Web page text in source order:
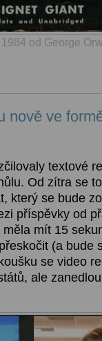
od George
nově ve
textové
Od zítra se
který se bude
příspěvky od
mít 15
(a bude
se video
ale